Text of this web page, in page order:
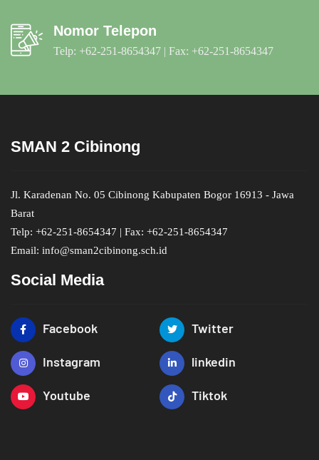
Nomor Telepon
Telp: +62-251-8654347 | Fax: +62-251-8654347
SMAN 2 Cibinong
Jl. Karadenan No. 05 Cibinong Kabupaten Bogor 16913 - Jawa
Barat
Telp: +62-251-8654347 | Fax: +62-251-8654347
Email: info@sman2cibinong.sch.id
Social Media
Facebook Twitter
Instagram linkedin
Youtube Tiktok